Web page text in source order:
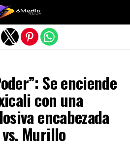
Se enciende
con una
encabezada
Murillo
la versión móvil